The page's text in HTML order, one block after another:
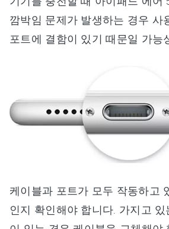
깜박임 문제가 발생하는 경우 사
포트에 결함이 있기 때문일 가능
케이블과 포트가 모두 작동하고
인지 확인해야 합니다. 가지고